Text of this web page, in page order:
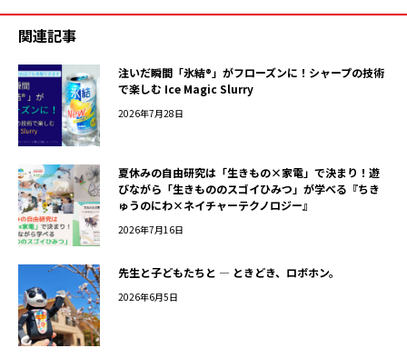
関連記事
注いだ瞬間「氷結®」がフローズンに！シャープの技術
で楽しむ Ice Magic Slurry
2026年7月28日
夏休みの自由研究は「生きもの×家電」で決まり！遊
びながら「生きもののスゴイひみつ」が学べる『ちき
ゅうのにわ×ネイチャーテクノロジー』
2026年7月16日
先生と子どもたちと ― ときどき、ロボホン。
2026年6月5日